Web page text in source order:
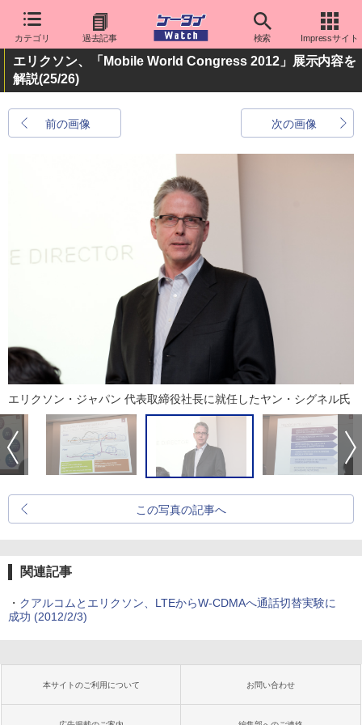
カテゴリ 過去記事 検索 Impressサイト
エリクソン、「Mobile World Congress 2012」展示内容を
解説(25/26)
前の画像 次の画像
エリクソン・ジャパン 代表取締役社長に就任したヤン・シグネル氏
この写真の記事へ
関連記事
・ クアルコムとエリクソン、LTEからW-CDMAへ通話切替実験に
成功 (2012/2/3)
本サイトのご利用について お問い合わせ